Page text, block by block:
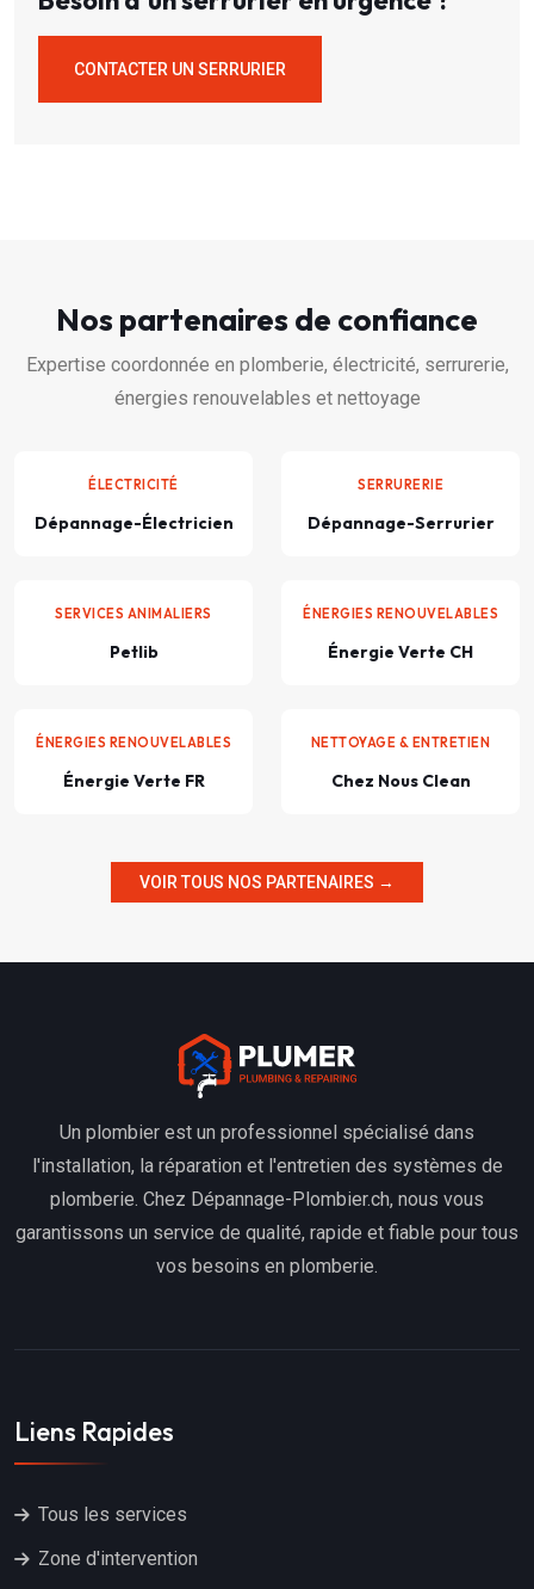
CONTACTER UN SERRURIER
Nos partenaires de confiance
Expertise coordonnée en plomberie, électricité, serrurerie,
énergies renouvelables et nettoyage
ÉLECTRICITÉ
Dépannage-Électricien
SERRURERIE
Dépannage-Serrurier
SERVICES ANIMALIERS
Petlib
ÉNERGIES RENOUVELABLES
Énergie Verte CH
ÉNERGIES RENOUVELABLES
Énergie Verte FR
NETTOYAGE & ENTRETIEN
Chez Nous Clean
VOIR TOUS NOS PARTENAIRES →
Un plombier est un professionnel spécialisé dans
l'installation, la réparation et l'entretien des systèmes de
plomberie. Chez Dépannage-Plombier.ch, nous vous
garantissons un service de qualité, rapide et fiable pour tous
vos besoins en plomberie.
Liens Rapides
Tous les services
Zone d'intervention